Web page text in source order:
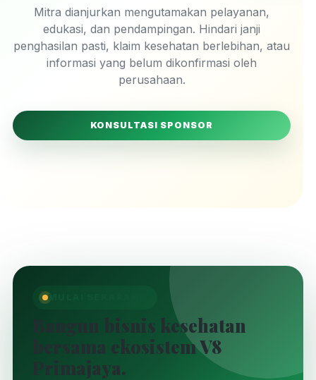
Mitra dianjurkan mengutamakan pelayanan,
edukasi, dan pendampingan. Hindari janji
penghasilan pasti, klaim kesehatan berlebihan, atau
informasi yang belum dikonfirmasi oleh
perusahaan.
KONSULTASI SPONSOR
MULAI SEKARANG
Bangun bisnis kesehatan
bersama ekosistem V8
Primajaya.